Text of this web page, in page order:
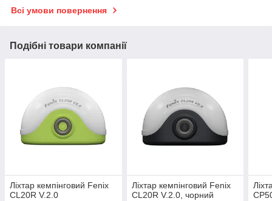
Всі умови повернення
Подібні товари компанії
Ліхтар кемпінговий Fenix
CL20R V.2.0
Ліхтар кемпінговий Fenix
CL20R V.2.0, чорний